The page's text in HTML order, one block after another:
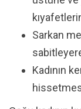
Sarkan
Kadının